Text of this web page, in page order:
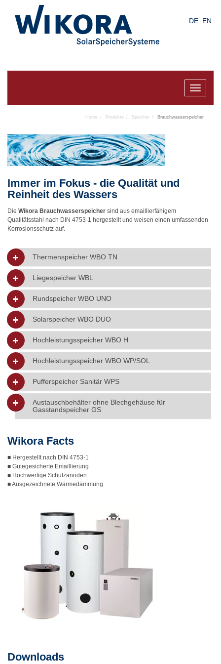
DE EN
Toggle
Home Produkte Speicher Brauchwasserspeicher
Immer im Fokus - die Qualität und
Reinheit des Wassers
Die Wikora Brauchwasserspeicher sind aus emaillierfähigem
Qualitätsstahl nach DIN 4753-1 hergestellt und weisen einen umfassenden
Korrosionsschutz auf.
Thermenspeicher WBO TN
Liegespeicher WBL
Rundspeicher WBO UNO
Solarspeicher WBO DUO
Hochleistungsspeicher WBO H
Hochleistungsspeicher WBO WP/SOL
Pufferspeicher Sanitär WPS
Austauschbehälter ohne Blechgehäuse für
Gasstandspeicher GS
Wikora Facts
■ Hergestellt nach DIN 4753-1
■ Gütegesicherte Emaillierung
■ Hochwertige Schutzanoden
■ Ausgezeichnete Wärmedämmung
Downloads